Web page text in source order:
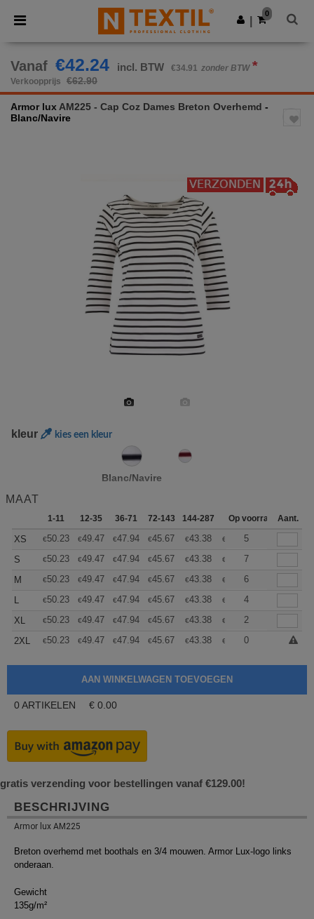
× Ntextil-app
Betere prijzen in de app!
Download app
0
Vanaf €42.24 incl. BTW €34.91 zonder BTW *
Verkoopprijs €62.90
Armor lux AM225 - Cap Coz Dames Breton Overhemd -
Blanc/Navire
kleur kies een kleur
Blanc/Navire
MAAT
1-11 12-35 36-71 72-143 144-287 288 + Meer
Op voorraadAant.
XS €50.23 €49.47 €47.94 €45.67 €43.38 € 42.24
5
S
€50.23 €49.47 €47.94 €45.67 €43.38 € 42.24
7
M
€50.23 €49.47 €47.94 €45.67 €43.38 € 42.24
6
L
€50.23 €49.47 €47.94 €45.67 €43.38 € 42.24
4
XL
€50.23 €49.47 €47.94 €45.67 €43.38 € 42.24
2
2XL
€50.23 €49.47 €47.94 €45.67 €43.38 € 42.24
0
0 ARTIKELEN € 0.00
gratis verzending voor bestellingen vanaf €129.00!
BESCHRIJVING
Armor lux AM225
Breton overhemd met boothals en 3/4 mouwen. Armor Lux-logo links
onderaan.
Gewicht
135g/m²